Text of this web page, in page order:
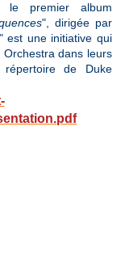
premier album
", dirigée par
est une initiative qui
dans leurs
de Duke